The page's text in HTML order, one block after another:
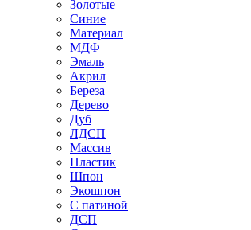
Золотые
Синие
Материал
МДФ
Эмаль
Акрил
Береза
Дерево
Дуб
ЛДСП
Массив
Пластик
Шпон
Экошпон
С патиной
ДСП